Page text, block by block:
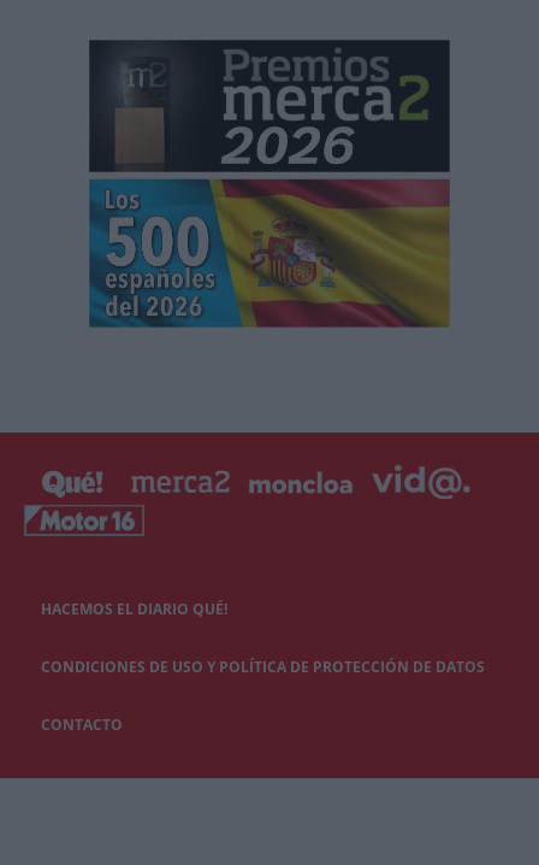
HACEMOS EL DIARIO QUÉ!
CONDICIONES DE USO Y POLÍTICA DE PROTECCIÓN DE DATOS
CONTACTO